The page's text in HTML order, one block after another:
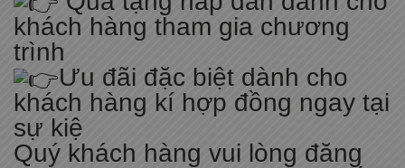
khách hàng tham gia chương
trình
Ưu đãi đặc biệt dành cho
khách hàng kí hợp đồng ngay tại
sự kiệ
Quý khách hàng vui lòng đăng